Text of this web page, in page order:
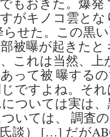
がキノコ雲と
らせた。この黒
被曝が起きた
、これは当然、
って被 曝する
ですよね。そ
ついては実は
いては、 調査
談） […] だが